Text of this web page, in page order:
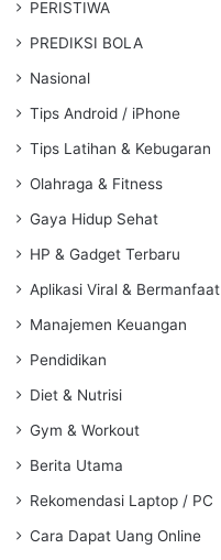
PERISTIWA
PREDIKSI BOLA
Nasional
Tips Android / iPhone
Tips Latihan & Kebugaran
Olahraga & Fitness
Gaya Hidup Sehat
HP & Gadget Terbaru
Aplikasi Viral & Bermanfaat
Manajemen Keuangan
Pendidikan
Diet & Nutrisi
Gym & Workout
Berita Utama
Rekomendasi Laptop / PC
Cara Dapat Uang Online